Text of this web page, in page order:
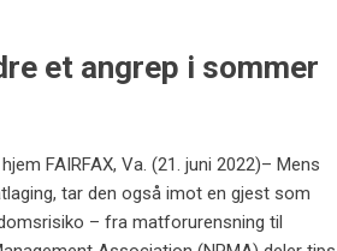
et angrep i sommer
FAIRFAX, Va. (21. juni 2022)– Mens
tar den også imot en gjest som
– fra matforurensning til